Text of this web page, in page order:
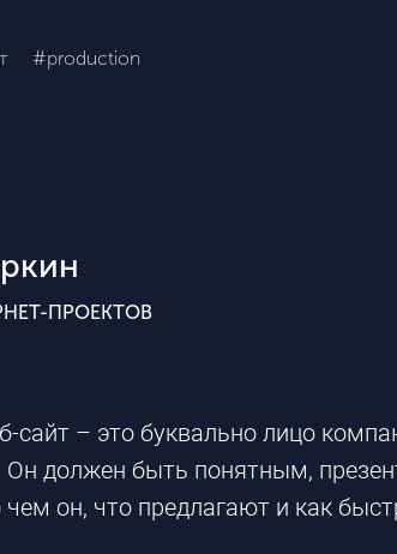
#production
ПРОЕКТОВ
сайт – это буквально лицо
должен быть понятным,
он, что предлагают и как